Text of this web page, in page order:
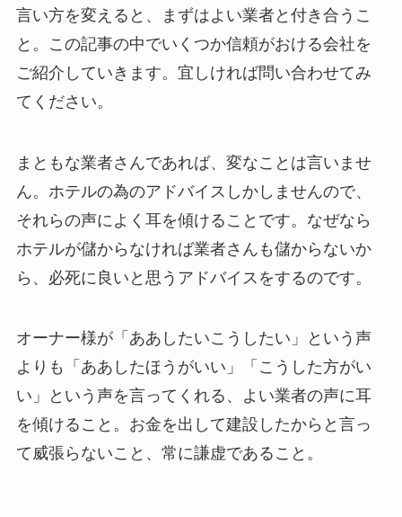
言い方を変えると、まずはよい業者と付き合うこ
と。この記事の中でいくつか信頼がおける会社を
ご紹介していきます。宜しければ問い合わせてみ
てください。
まともな業者さんであれば、変なことは言いませ
ん。ホテルの為のアドバイスしかしませんので、
それらの声によく耳を傾けることです。なぜなら
ホテルが儲からなければ業者さんも儲からないか
ら、必死に良いと思うアドバイスをするのです。
オーナー様が「ああしたいこうしたい」という声
よりも「ああしたほうがいい」「こうした方がい
い」という声を言ってくれる、よい業者の声に耳
を傾けること。お金を出して建設したからと言っ
て威張らないこと、常に謙虚であること。